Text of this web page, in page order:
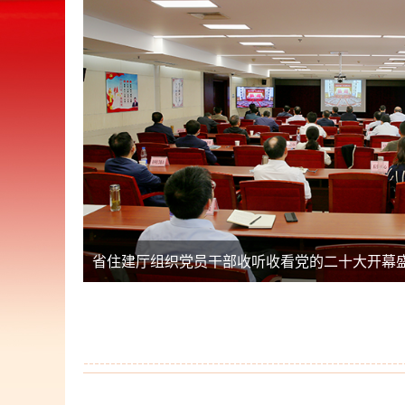
省住建厅组织党员干部​收听收看党的二十大开幕